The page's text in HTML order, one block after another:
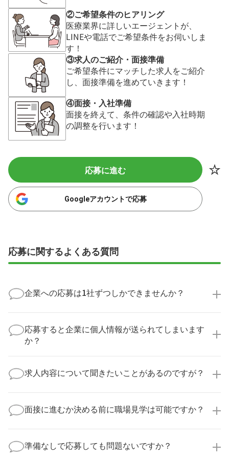
②ご希望条件のヒアリング
医療業界に詳しいエージェントが、
LINEや電話でご希望条件をお伺いしま
す！
③求人のご紹介・面接準備
ご希望条件にマッチした求人をご紹介
し、面接準備を進めていきます！
④面接・入社準備
面接を終えて、条件の確認や入社時期
の調整を行います！
応募に進む
Googleアカウントで応募
応募に関するよくある質問
企業への応募は1社ずつしかできませんか？
実際に医療キャリアナビを利用して転職に成功した方
の多くは、複数応募して自分に合った職場を選ばれて
います。
応募すると企業に個人情報が送られてしまいます
か？
業様に個人情報が送られることはありません！
より詳細な求人情報をご確認いただいた上で、転職希
求人内容について聞きたいことがあるのですが？
してお答えいたします。
勤務体制や職場の雰囲気、研修制度など、どんな小さ
す！
面接に進むか決める前に職場見学は可能ですか？
積極的に受け入れています。実際の職場環境や働く人
の様子を見ることで、より安心してご判断いただけま
準備なしで応募しても問題ないですか？